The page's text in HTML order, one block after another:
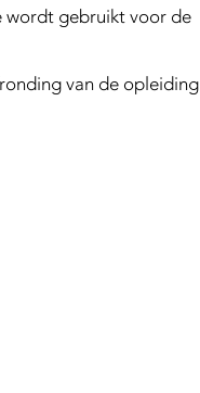
wordt gebruikt voor de
van de opleiding